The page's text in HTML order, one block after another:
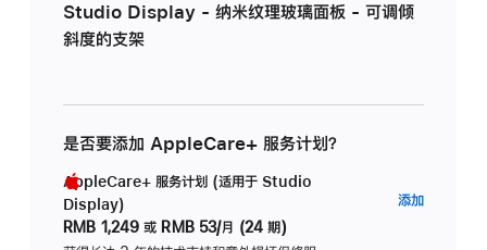
Studio Display - 纳米纹理玻璃面板 - 可调倾
斜度的支架
是否要添加 AppleCare+ 服务计划？
AppleCare+ 服务计划 (适用于 Studio
Display)
RMB 1,249 或 RMB 53/月 (24 期)
添加